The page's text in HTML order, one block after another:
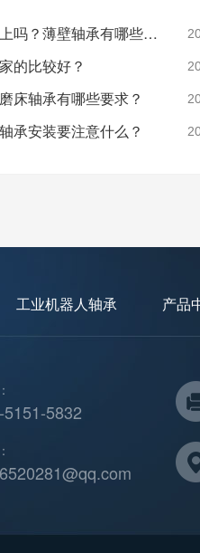
薄壁角接触球轴承能用在机器人上吗？薄壁轴承有哪些优点？
的比较好？
床轴承有哪些要求？
承安装要注意什么？
工业机器人轴承 产品
5151-5832